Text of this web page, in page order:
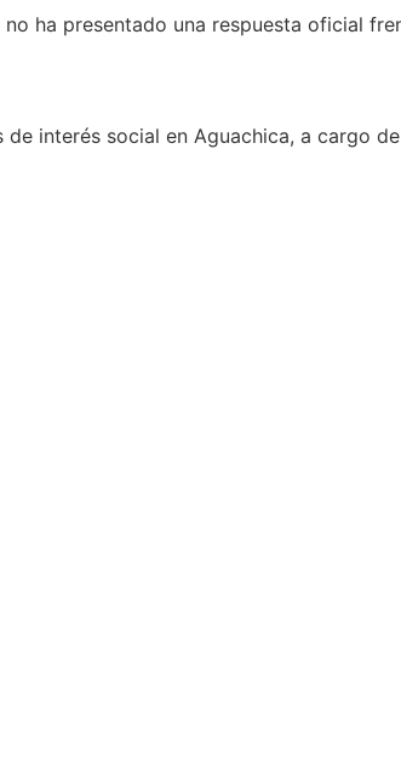
ha presentado una respuesta oficial
interés social en Aguachica, a cargo